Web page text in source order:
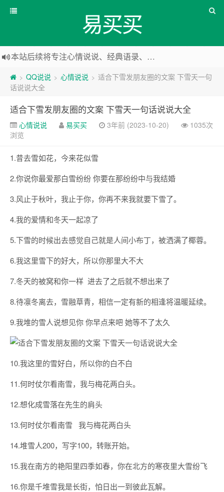
易买买
本站后续将专注心情说说、经典语录、心情随笔等
本站改版，下架友情链接
> QQ说说 > 心情说说 > 适合下雪发朋友圈的文案 下雪天一句
话说说大全
适合下雪发朋友圈的文案 下雪天一句话说说大全
心情说说 易买买 3年前 (2023-10-20)
1035次
浏览
1.昔去雪如花，今来花似雪
2.你说你最爱那白雪纷纷 你要在那纷纷中与我结婚
3.风止于秋叶，我止于你，你再不来我就要下雪了。
4.我的爱情和冬天一起凉了
5.下雪的时候出去感觉自己就是人间小布丁，被洒满了椰蓉。
6.我这里雪下的好大，所以你那里大不大
7.冬天的被窝和你一样 进去了之后就不想出来了
8.待凛冬离去，雪融草青，相信一定有新的相逢将温暖延续。
9.我堆的雪人说想见你 你早点来吧 她等不了太久
10.我这里的雪好白，所以你的白不白
11.何时仗尔看南雪，我与梅花两白头。
12.想化成雪落在先生的肩头
13.何时仗尔看南雪 我与梅花两白头
14.堆雪人200，写字100，转账开始。
15.我在南方的艳阳里四季如春，你在北方的寒夜里大雪纷飞
16.你是千堆雪我是长街，怕日出一到彼此瓦解。